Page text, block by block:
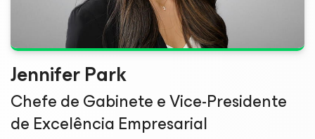
Jennifer Park
Chefe de Gabinete e Vice-Presidente
de Excelência Empresarial